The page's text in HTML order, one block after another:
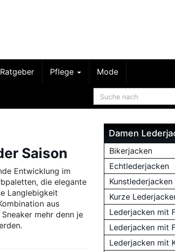
Ratgeber Pflege Mode
Saison
Entwicklung im
die elegante
Langlebigkeit
aus
mehr denn je
Damen
Bikerjacken
Echtlederjacken
Kunstlederjacken
Kurze
Lederjacken mit
Lederjacken mit
Lederjacken mit